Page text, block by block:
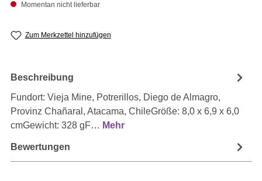
Momentan nicht lieferbar
Zum Merkzettel hinzufügen
Beschreibung
Fundort: Vieja Mine, Potrerillos, Diego de Almagro,
Provinz Chañaral, Atacama, ChileGröße: 8,0 x 6,9 x 6,0
cmGewicht: 328 gF… Mehr
Bewertungen